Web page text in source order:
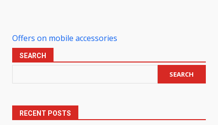
Offers on mobile accessories
SEARCH
SEARCH
RECENT POSTS